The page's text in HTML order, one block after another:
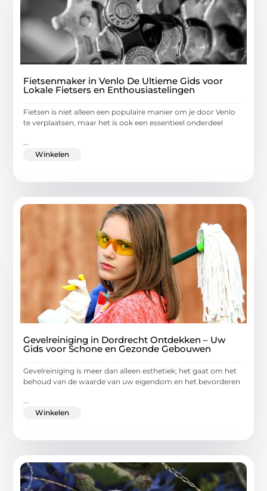
Fietsenmaker in Venlo De Ultieme Gids voor
Lokale Fietsers en Enthousiastelingen
Fietsen is niet alleen een populaire manier om je door Venlo
te verplaatsen, maar het is ook een essentieel onderdeel
Winkelen
Gevelreiniging in Dordrecht Ontdekken – Uw
Gids voor Schone en Gezonde Gebouwen
Gevelreiniging is meer dan alleen esthetiek; het gaat om het
behoud van de waarde van uw eigendom en het bevorderen
...
Winkelen